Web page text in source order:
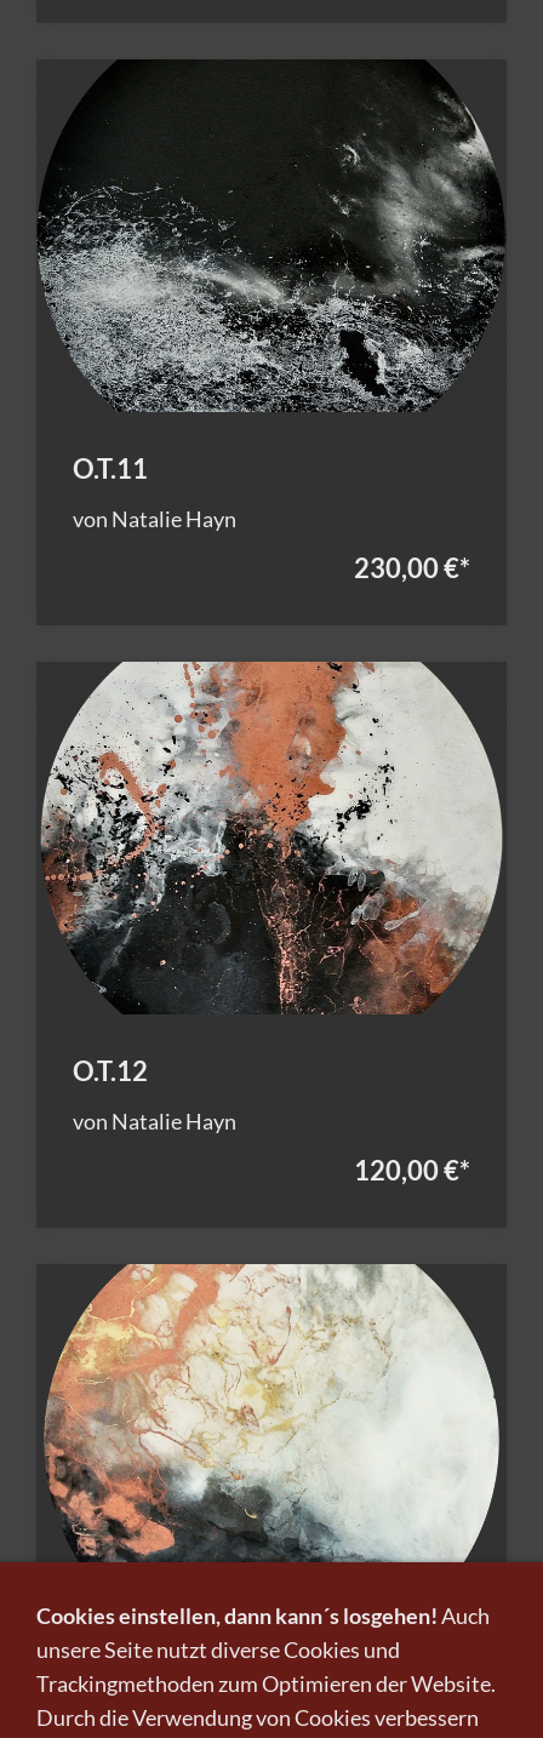
O.T.11
von Natalie Hayn
230,00 €*
O.T.12
von Natalie Hayn
120,00 €*
O.T.13
von Natalie Hayn
Cookies einstellen, dann kann´s losgehen!Auch
unsere Seite nutzt diverse Cookies und
Trackingmethoden zum Optimieren der Website.
Durch die Verwendung von Cookies verbessern